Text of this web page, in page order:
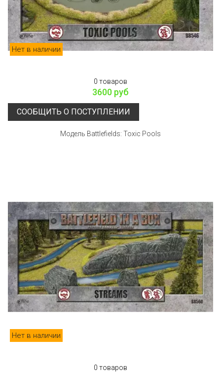
Нет в наличии
0 товаров
3600 руб
СООБЩИТЬ О ПОСТУПЛЕНИИ
Модель Battlefields: Toxic Pools
Нет в наличии
0 товаров